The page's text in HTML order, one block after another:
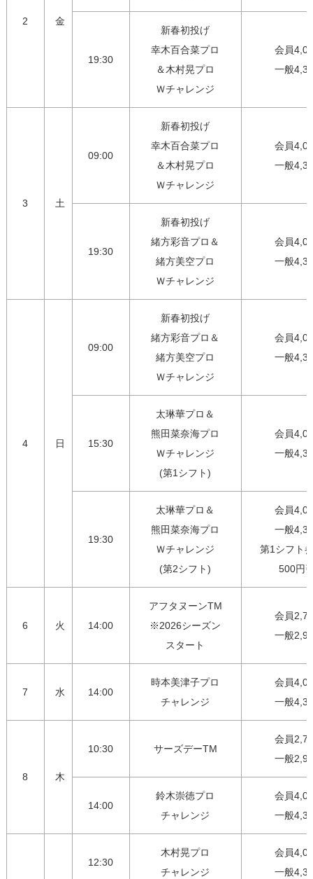
2 金
19:30
新春初投げ
幸木百合菜プロ
＆木村晃プロ
Ｗチャレンジ
会員
一般
3 土
09:00
新春初投げ
幸木百合菜プロ
＆木村晃プロ
Ｗチャレンジ
会員
一般
19:30
新春初投げ
緒方彩音プロ＆
緒方美空プロ
Ｗチャレンジ
会員
一般
4 日
09:00
新春初投げ
緒方彩音プロ＆
緒方美空プロ
Ｗチャレンジ
会員
一般
15:30
太琳華プロ＆
熊田菜奈海プロ
Ｗチャレンジ
(第1シフト)
会員
一般
19:30
太琳華プロ＆
熊田菜奈海プロ
Ｗチャレンジ
(第2シフト)
会員
一般
第1シフト
500円
6 火 14:00
アフタヌーンTM
※2026シーズン
スタート
会員
一般
7 水 14:00
時本美津子プロ
チャレンジ
会員
一般
8 木
10:30 サーズデーTM
会員
一般
14:00
鈴木崇徳プロ
チャレンジ
会員
一般
12:30
木村晃プロ
チャレンジ
会員
一般